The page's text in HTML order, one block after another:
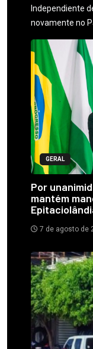
Independiente
novamente no
GERAL
Por
mantém
7 de agosto de